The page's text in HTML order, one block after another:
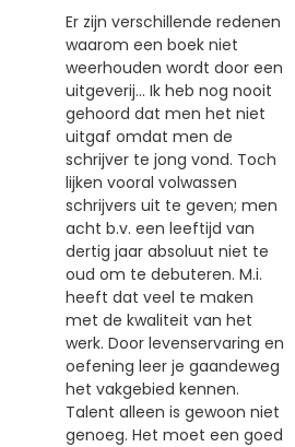
Er zijn verschillende redenen
waarom een boek niet
weerhouden wordt door een
uitgeverij... Ik heb nog nooit
gehoord dat men het niet
uitgaf omdat men de
schrijver te jong vond. Toch
lijken vooral volwassen
schrijvers uit te geven; men
acht b.v. een leeftijd van
dertig jaar absoluut niet te
oud om te debuteren. M.i.
heeft dat veel te maken
met de kwaliteit van het
werk. Door levenservaring en
oefening leer je gaandeweg
het vakgebied kennen.
Talent alleen is gewoon niet
genoeg. Het moet een goed